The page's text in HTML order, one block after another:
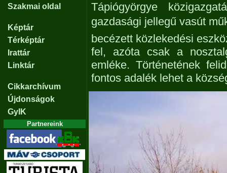
Szakmai oldal
Képtár
Térképtár
Irattár
Linktár
Cikkarchívum
Újdonságok
GyIK
Partnereink
Tápiógyörgye
gazdasági jellegű vasút
becézett közlekedési
fel, azóta csak a
emléke. Történetének
fontos adalék lehet a